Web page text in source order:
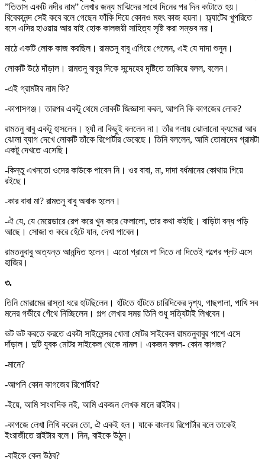
”তিতাস একটি নদীর নাম” লেখার জন্য মাঝিদের সাথে দিনের পর দিন কাটাতে হয়।
বিবেকানন্দ সেই কবে বলে গেছেন ফাঁকি দিয়ে কোনও মহৎ কাজ হয়না। ফ্ল্যাটের খুপরিতে
বসে এসির হাওয়ায় আর যাই হোক কালজয়ী সাহিত্য সৃষ্টি করা সম্ভব নয়।
মাঠে একটি লোক কাজ করছিল। রামতনু বাবু এগিয়ে গেলেন, এই যে দাদা শুনুন।
লোকটি উঠে দাঁড়াল। রামতনু বাবুর দিকে সন্দেহের দৃষ্টিতে তাকিয়ে বলল, বলেন।
-এই গ্রামটার নাম কি?
-কাপাসগঞ্জ। তারপর একটু থেমে লোকটি জিজ্ঞাসা করল, আপনি কি কাগজের লোক?
রামতনু বাবু একটু হাসলেন। হ্যাঁ না কিছুই বললেন না। তাঁর গলায় ঝোলানো ক্যমেরা আর
ঝোলা ব্যাগ দেখে লোকটি তাঁকে রিপোর্টার ভেবেছে। তিনি বললেন, আমি তোমাদের গ্রামটা
একটু দেখতে এসেছি।
-কিন্তু এখনতো ওদের কাউকে পাবেন নি। ওর বাবা, মা, দাদা বর্ধমানের কোথায় গিয়ে
রইছে।
-কার বাবা মা? রামতনু বাবু অবাক হলেন।
-ঐ যে, যে মেয়েডারে রেপ করে খুন করে ফেলালো, তার কথা কইছি। বাড়িটা বন্ধ পড়ি
আছে। সোজা ও করে হেঁটে যান, দেখা পাবেন।
রামতনুবাবু অত্যন্ত আনন্দিত হলেন। এতো গ্রামে পা দিতে না দিতেই গল্পের প্লট এসে
হাজির।
৩.
তিনি মোরামের রাস্তা ধরে হাটছিলেন। হাঁটতে হাঁটতে চারিদিকের দৃশ্য, গাছপালা, পাখি সব
মনের গভীরে গেঁথে নিচ্ছিলেন। গল্প লেখার সময় তিনি শুধু সত্যিটাই লিখবেন।
ভট ভট করতে করতে একটা সাইলেন্সর খোলা মোটর সাইকেল রামতনুবাবুর পাশে এসে
দাঁড়াল। দুটি যুবক মোটর সাইকেল থেকে নামল। একজন বলল- কোন কাগজ?
-মানে?
-আপনি কোন কাগজের রিপোর্টার?
-ইয়ে, আমি সাংবাদিক নই, আমি একজন লেখক মানে রাইটার।
-কাগজে লেখা লিখি করেন তো, ঐ একই হল। যাকে বাংলায় রিপোর্টার বলে তাকেই
ইংরাজীতে রাইটার বলে। নিন, বাইকে উঠুন।
-বাইকে কেন উঠব?